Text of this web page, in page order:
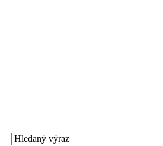
Hledaný výraz